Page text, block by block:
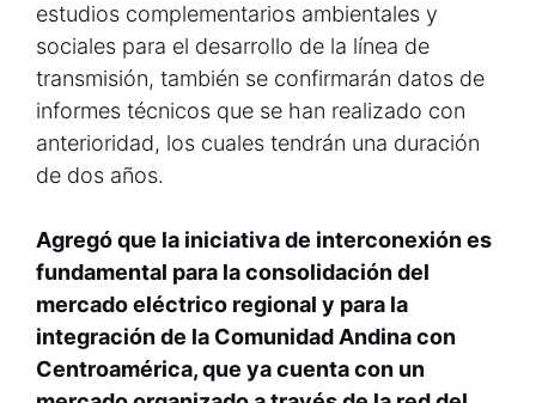
estudios complementarios ambientales y
sociales para el desarrollo de la línea de
transmisión, también se confirmarán datos de
informes técnicos que se han realizado con
anterioridad, los cuales tendrán una duración
de dos años.
Agregó que la iniciativa de interconexión es
fundamental para la consolidación del
mercado eléctrico regional y para la
integración de la Comunidad Andina con
Centroamérica, que ya cuenta con un